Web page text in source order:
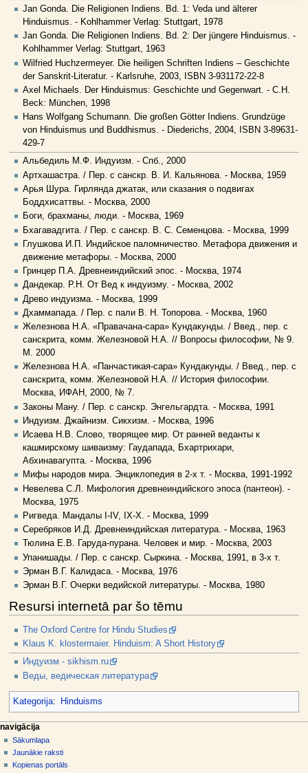
Jan Gonda. Die Religionen Indiens. Bd. 1: Veda und älterer
Hinduismus. - Kohlhammer Verlag: Stuttgart, 1978
Jan Gonda. Die Religionen Indiens. Bd. 2: Der jüngere Hinduismus. -
Kohlhammer Verlag: Stuttgart, 1963
Wilfried Huchzermeyer. Die heiligen Schriften Indiens – Geschichte
der Sanskrit-Literatur. - Karlsruhe, 2003, ISBN 3-931172-22-8
Axel Michaels. Der Hinduismus: Geschichte und Gegenwart. - C.H.
Beck: München, 1998
Hans Wolfgang Schumann. Die großen Götter Indiens. Grundzüge
von Hinduismus und Buddhismus. - Diederichs, 2004, ISBN 3-89631-
429-7
Альбедиль М.Ф. Индуизм. - Спб., 2000
Артхашастра. / Пер. с санскр. В. И. Кальянова. - Москва, 1959
Арья Шура. Гирлянда джатак, или сказания о подвигах
Боддхисаттвы. - Москва, 2000
Боги, брахманы, люди. - Москва, 1969
Бхагавадгита. / Пер. с санскр. В. С. Семенцова. - Москва, 1999
Глушкова И.П. Индийское паломничество. Метафора движения и
движение метафоры. - Москва, 2000
Гринцер П.А. Древнеиндийский эпос. - Москва, 1974
Дандекар. Р.Н. От Вед к индуизму. - Москва, 2002
Древо индуизма. - Москва, 1999
Дхаммапада. / Пер. с пали В. Н. Топорова. - Москва, 1960
Железнова Н.А. «Правачана-сара» Кундакунды. / Введ., пер. с
санскрита, комм. Железновой Н.А. // Вопросы философии, № 9.
М. 2000
Железнова Н.А. «Панчастикая-сара» Кундакунды. / Введ., пер. с
санскрита, комм. Железновой Н.А. // История философии.
Москва, ИФАН, 2000, № 7.
Законы Ману. / Пер. с санскр. Энгельгардта. - Москва, 1991
Индуизм. Джайнизм. Сикхизм. - Москва, 1996
Исаева Н.В. Слово, творящее мир. От ранней веданты к
кашмирскому шиваизму: Гаудапада, Бхартрихари,
Абхинавагупта. - Москва, 1996
Мифы народов мира. Энциклопедия в 2-х т. - Москва, 1991-1992
Невелева С.Л. Мифология древнеиндийского эпоса (пантеон). -
Москва, 1975
Ригведа. Мандалы I-IV, IX-X. - Москва, 1999
Серебряков И.Д. Древнеиндийская литература. - Москва, 1963
Тюлина Е.В. Гаруда-пурана. Человек и мир. - Москва, 2003
Упанишады. / Пер. с санскр. Сыркина. - Москва, 1991, в 3-х т.
Эрман В.Г. Калидаса. - Москва, 1976
Эрман В.Г. Очерки ведийской литературы. - Москва, 1980
Resursi internetā par šo tēmu
The Oxford Centre for Hindu Studies
Klaus K. klostermaier. Hinduism: A Short History
Индуизм - sikhism.ru
Веды, ведическая литература
Kategorija: Hinduisms
N
a
v
lapas darbības
raksts
diskusija
skatīt
dalībnieka rīki
pieslēgties
navigācija
Sākumlapa
Jaunākie raksti
Kopienas portāls